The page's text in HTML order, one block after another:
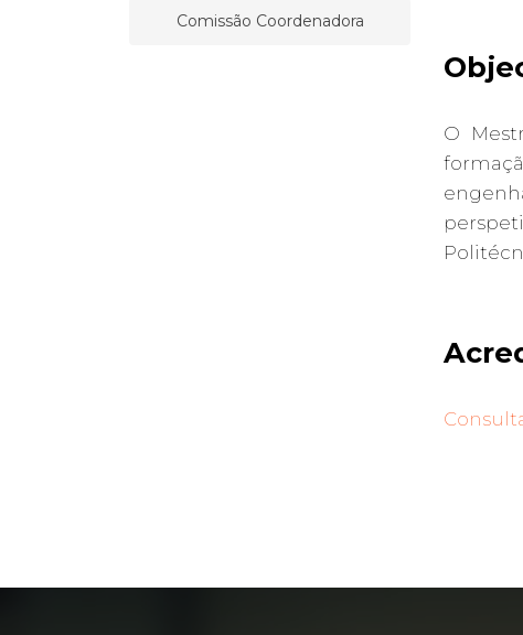
Comissão Coordenadora
O